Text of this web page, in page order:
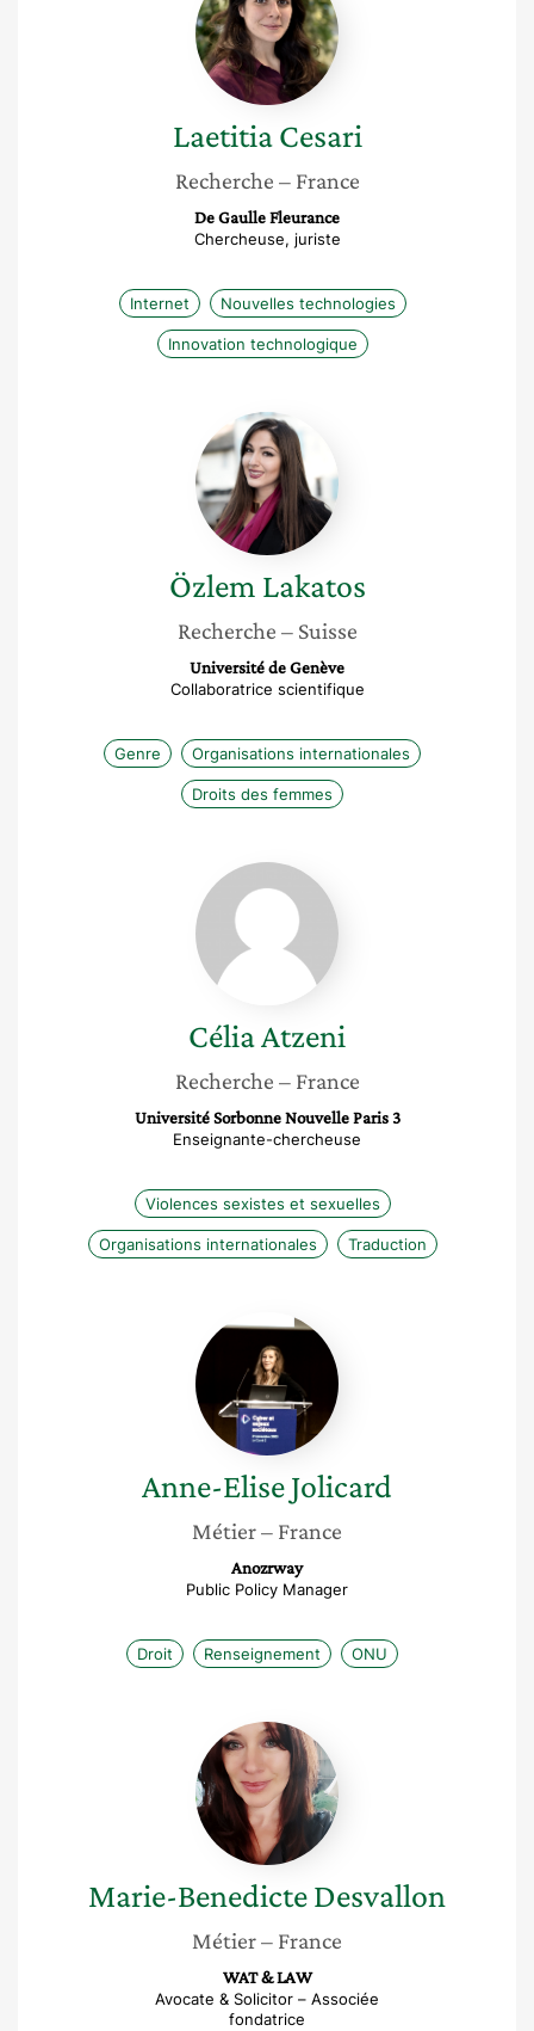
Laetitia Cesari
Recherche – France
De Gaulle Fleurance
Chercheuse, juriste
Internet Nouvelles technologies
Innovation technologique
Özlem
Lakatos
Özlem Lakatos
Recherche – Suisse
Université de Genève
Collaboratrice scientifique
Genre Organisations internationales
Droits des femmes
Célia
Atzeni
CéliaAtzeni
Recherche – France
Université Sorbonne Nouvelle Paris 3
Enseignante-chercheuse
Violences sexistes et sexuelles
Organisations internationales Traduction
Anne-
Elise
Jolicard
Anne-EliseJolicard
Métier– France
Anozrway
Public Policy Manager
Droit Renseignement ONU
Marie-
Benedicte
Desvallon
Marie-BenedicteDesvallon
Métier– France
WAT & LAW
Avocate & Solicitor – Associée
fondatrice